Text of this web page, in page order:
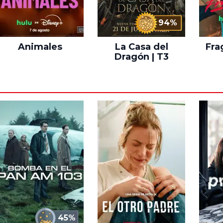
Animales
94%
La Casa del
Dragón | T3
45%